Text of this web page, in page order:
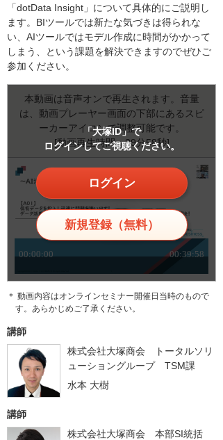
「dotData Insight」について具体的にご説明し
ます。BIツールでは新たな気づきは得られな
い、AIツールではモデル作成に時間がかかって
しまう、という課題を解決できますのでぜひご
参加ください。
本動画は音声オンで再生されます。音量
は、動画プレーヤー画面の下部にあるスピ
ーカーアイコンで調整可能です。
[動画再生時間：39分58秒]
「大塚ID」で
ログインしてご視聴ください。
ログイン
新規登録（無料）
＊ 動画内容はオンラインセミナー開催日当時のもので
す。あらかじめご了承ください。
講師
株式会社大塚商会 トータルソリ
ューショングループ TSM課
水本 大樹
講師
株式会社大塚商会 本部SI統括